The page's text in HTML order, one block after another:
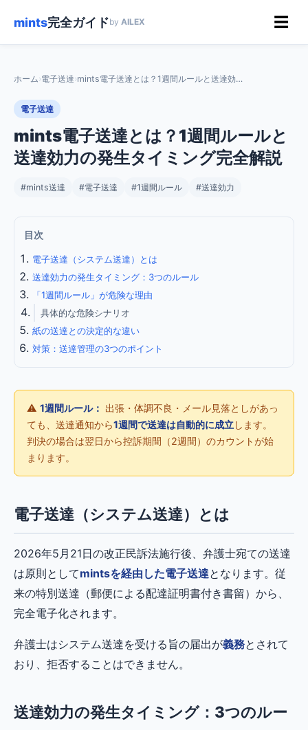
mints完全ガイドby AILEX ☰
ホーム›電子送達› mints電子送達とは？1週間ルールと送達効力の発生タイミング完全解説
電子送達
mints電子送達とは？1週間ルールと
送達効力の発生タイミング完全解説
#mints送達 #電子送達 #1週間ルール #送達効力
目次
電子送達（システム送達）とは
送達効力の発生タイミング：3つのルール
「1週間ルール」が危険な理由
具体的な危険シナリオ
紙の送達との決定的な違い
対策：送達管理の3つのポイント
⚠️ 1週間ルール： 出張・体調不良・メール見落としがあっ
ても、送達通知から1週間で送達は自動的に成立します。
判決の場合は翌日から控訴期間（2週間）のカウントが始
まります。
電子送達（システム送達）とは
2026年5月21日の改正民訴法施行後、弁護士宛ての送達
は原則としてmintsを経由した電子送達となります。従
来の特別送達（郵便による配達証明書付き書留）から、
完全電子化されます。
弁護士はシステム送達を受ける旨の届出が義務とされて
おり、拒否することはできません。
送達効力の発生タイミング：3つのルー